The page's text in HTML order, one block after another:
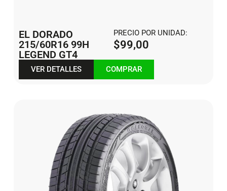
EL DORADO
215/60R16 99H
LEGEND GT4
PRECIO POR UNIDAD:
$99,00
VER DETALLES COMPRAR